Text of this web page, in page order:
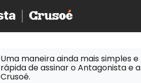
Uma maneira ainda mais simples e
rápida de assinar o Antagonista e a
Crusoé.